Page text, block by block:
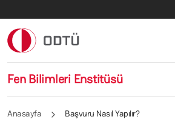
Fen Bilimleri Enstitüsü
Anasayfa Başvuru Nasıl Yapılır?